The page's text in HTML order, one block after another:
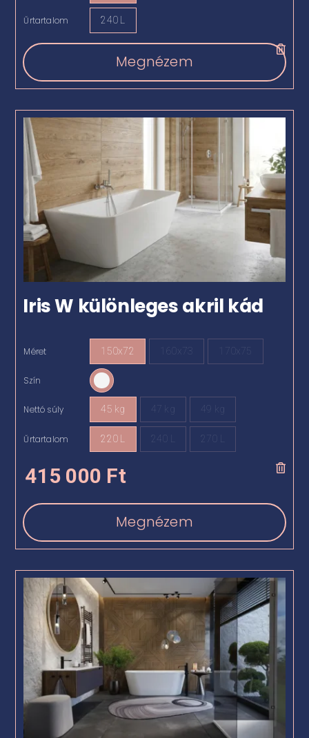
Űrtartalom 240 L
Megnézem
Iris W különleges akril kád
Méret 150x72 160x73 170x75
Szín
Nettó súly 45 kg 47 kg 49 kg
Űrtartalom 220 L 240 L 270 L
415 000 Ft
Megnézem